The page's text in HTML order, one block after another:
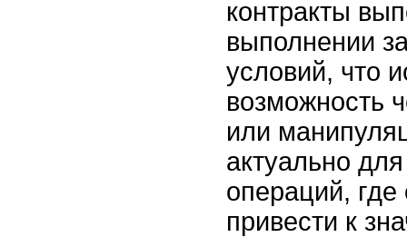
контракты
выполнении
условий, что
возможность
или
актуально
операций,
привести к